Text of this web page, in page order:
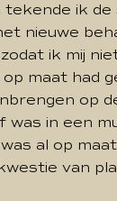
tekende ik
nieuwe
ik mij
maat had
op
was in een
al op
van